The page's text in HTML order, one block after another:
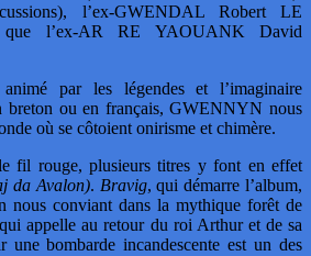
l’ex-GWENDAL Robert LE
l’ex-AR RE YAOUANK David
par les légendes et l’imaginaire
breton ou en français, GWENNYN nous
où se côtoient onirisme et chimère.
fil rouge, plusieurs titres y font en effet
da Avalon). Bravig, qui démarre l’album,
nous conviant dans la mythique forêt de
appelle au retour du roi Arthur et de sa
une bombarde incandescente est un des